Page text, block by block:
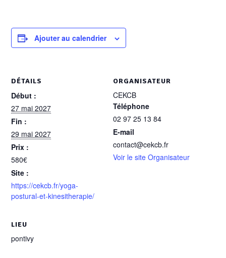
Ajouter au calendrier
DÉTAILS
Début :
27 mai 2027
Fin :
29 mai 2027
Prix :
580€
Site :
https://cekcb.fr/yoga-
postural-et-kinesitherapie/
ORGANISATEUR
CEKCB
Téléphone
02 97 25 13 84
E-mail
contact@cekcb.fr
Voir le site Organisateur
LIEU
pontivy